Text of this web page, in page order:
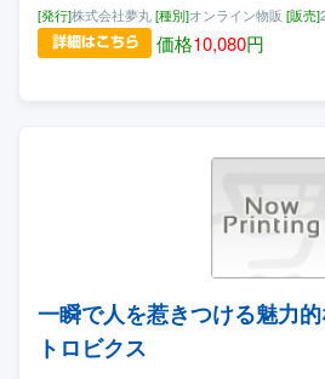
[発行]株式会社夢丸[種別]オンライン物販 [販売]
価格10,080円
一瞬で人を惹きつける魅力
トロビクス